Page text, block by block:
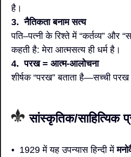
है।
3. नैतिकता बनाम सत्य
पति–पत्नी के रिश्ते में “कर्तव्य” और
कहती है: मेरा आत्मसत्य ही धर्म है।
4. परख = आत्म-आलोचना
शीर्षक “परख” बताता है—सच्ची परख
सांस्कृतिक/साहित्यिक
• 1929 में यह उपन्यास हिन्दी में